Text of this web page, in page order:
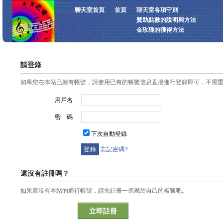
聊天室首頁 首頁
聊天室各項守則
贊助點數的說明與方法
金玫瑰的獲得方法
請登錄
如果您在本站已擁有帳號，請使用已有的帳號信息直接進行登錄即可，不需
用戶名
密 碼
下次自動登錄
忘記密碼?
還沒有註冊嗎？
如果還沒有本站的通行帳號，請先註冊一個屬於自己的帳號吧。
立即註冊